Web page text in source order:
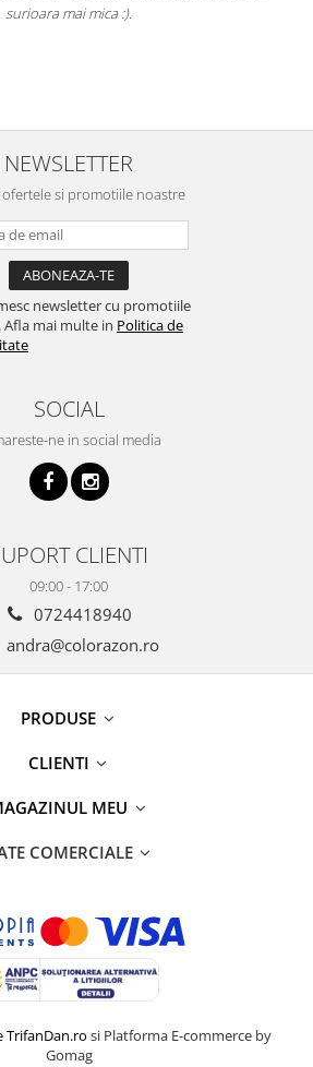
surioara mai mica :).
NEWSLETTER
ofertele si promotiile noastre
newsletter cu promotiile
Afla mai multe in Politica de
SOCIAL
ne in social media
CLIENTI
09:00 - 17:00
0724418940
andra@colorazon.ro
PRODUSE
CLIENTI
MEU
COMERCIALE
TrifanDan.ro si Platforma E-commerce by
Gomag